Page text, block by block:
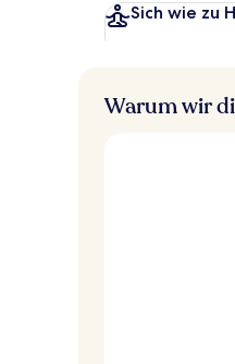
Sich wie zu
Warum wir